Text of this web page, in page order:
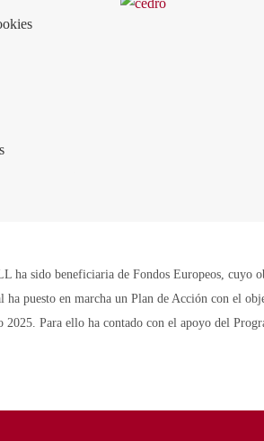
sido beneficiaria de Fondos Europeos, cuyo
puesto en marcha un Plan de Acción con el
Para ello ha contado con el apoyo del